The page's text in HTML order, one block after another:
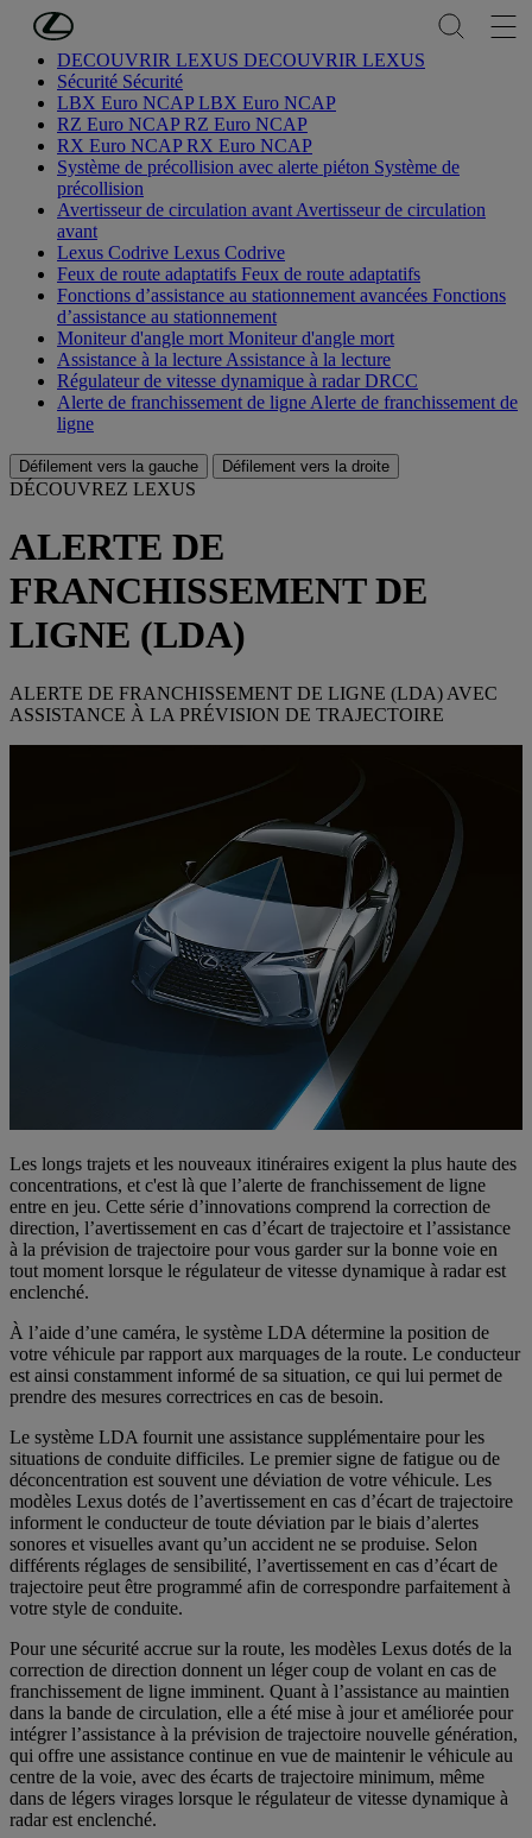
Passer au contenu principal
DÉCOUVRIR LEXUS DÉCOUVRIR LEXUS
Sécurité Sécurité
LBX Euro NCAPLBX Euro NCAP
RZ Euro NCAPRZ Euro NCAP
RX Euro NCAPRX Euro NCAP
Système de précollision avec alerte piéton Système de
précollision
Avertisseur de circulation avant Avertisseur de circulation
avant
Lexus Codrive Lexus Codrive
Feux de route adaptatifs Feux de route adaptatifs
Fonctions d’assistance au stationnement avancées Fonctions
d’assistance au stationnement
Moniteur d'angle mort Moniteur d'angle mort
Assistance à la lecture Assistance à la lecture
Régulateur de vitesse dynamique à radarDRCC
Alerte de franchissement de ligne Alerte de franchissement de
ligne
Défilement vers la gauche Défilement vers la droite
DÉCOUVREZ LEXUS
ALERTE DE
FRANCHISSEMENT DE
LIGNE (LDA)
ALERTE DE FRANCHISSEMENT DE LIGNE (LDA) AVEC
ASSISTANCE À LA PRÉVISION DE TRAJECTOIRE
Les longs trajets et les nouveaux itinéraires exigent la plus haute des
concentrations, et c'est là que l’alerte de franchissement de ligne
entre en jeu. Cette série d’innovations comprend la correction de
direction, l’avertissement en cas d’écart de trajectoire et l’assistance
à la prévision de trajectoire pour vous garder sur la bonne voie en
tout moment lorsque le régulateur de vitesse dynamique à radar est
enclenché.
À l’aide d’une caméra, le système LDA détermine la position de
votre véhicule par rapport aux marquages de la route. Le conducteur
est ainsi constamment informé de sa situation, ce qui lui permet de
prendre des mesures correctrices en cas de besoin.
Le système LDA fournit une assistance supplémentaire pour les
situations de conduite difficiles. Le premier signe de fatigue ou de
déconcentration est souvent une déviation de votre véhicule. Les
modèles Lexus dotés de l’avertissement en cas d’écart de trajectoire
informent le conducteur de toute déviation par le biais d’alertes
sonores et visuelles avant qu’un accident ne se produise. Selon
différents réglages de sensibilité, l’avertissement en cas d’écart de
trajectoire peut être programmé afin de correspondre parfaitement à
votre style de conduite.
Pour une sécurité accrue sur la route, les modèles Lexus dotés de la
correction de direction donnent un léger coup de volant en cas de
franchissement de ligne imminent. Quant à l’assistance au maintien
dans la bande de circulation, elle a été mise à jour et améliorée pour
intégrer l’assistance à la prévision de trajectoire nouvelle génération,
qui offre une assistance continue en vue de maintenir le véhicule au
centre de la voie, avec des écarts de trajectoire minimum, même
dans de légers virages lorsque le régulateur de vitesse dynamique à
radar est enclenché.